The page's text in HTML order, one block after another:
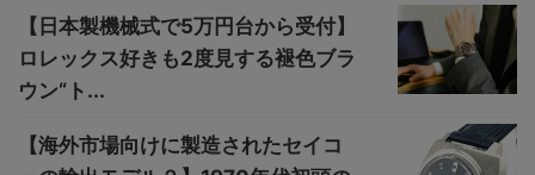
【日本製機械式で5万円台から受付】
ロレックス好きも2度見する褪色ブラ
ウン“ト...
【海外市場向けに製造されたセイコ